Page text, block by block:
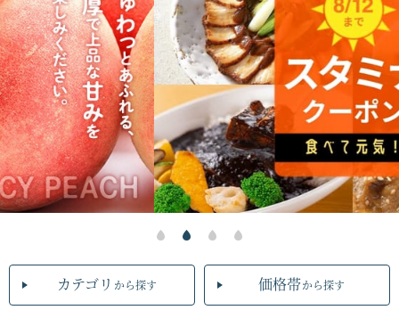
カテゴリ から探す 価格帯から探す